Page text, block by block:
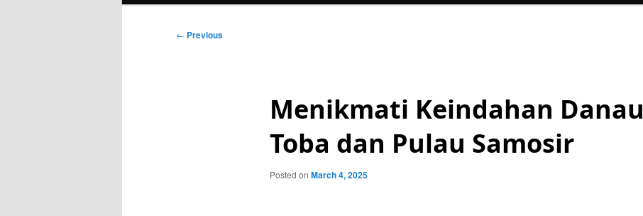
Post
← Previous
Menikmati Keindahan Danau
Toba dan Pulau Samosir
Posted on March 4, 2025